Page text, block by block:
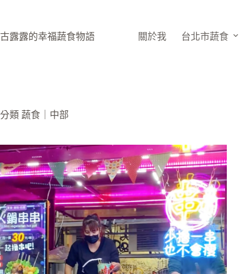
主
古露露的幸福蔬食物語 關於我 台北市蔬食
分類 蔬食｜中部